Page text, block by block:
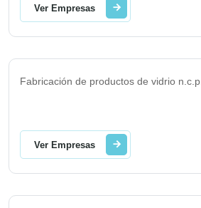
Ver Empresas
Fabricación de productos de vidrio n.c.p.
Ver Empresas